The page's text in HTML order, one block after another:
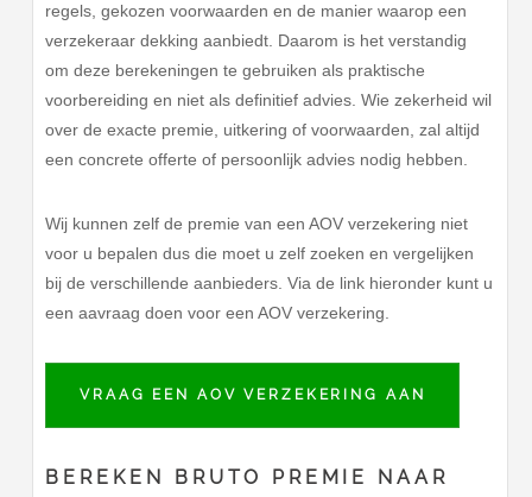
regels, gekozen voorwaarden en de manier waarop een
verzekeraar dekking aanbiedt. Daarom is het verstandig
om deze berekeningen te gebruiken als praktische
voorbereiding en niet als definitief advies. Wie zekerheid wil
over de exacte premie, uitkering of voorwaarden, zal altijd
een concrete offerte of persoonlijk advies nodig hebben.
Wij kunnen zelf de premie van een AOV verzekering niet
voor u bepalen dus die moet u zelf zoeken en vergelijken
bij de verschillende aanbieders. Via de link hieronder kunt u
een aavraag doen voor een AOV verzekering.
VRAAG EEN AOV VERZEKERING AAN
BEREKEN BRUTO PREMIE NAAR